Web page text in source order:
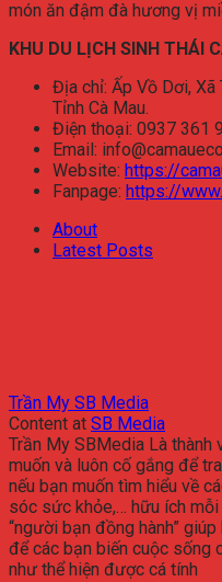
món ăn đậm đà hương vị
KHU DU LỊCH SINH THÁI
Địa chỉ: Ấp Vồ Dơi, Xã
Tỉnh Cà Mau.
Điện thoại: 0937 361
Email:
Website: https://
Fanpage: https://
About
Latest Posts
Trần My SB Media
Content at SB Media
Trần My SBMedia Là thành
muốn và luôn cố gắng để
nếu bạn muốn tìm hiểu về
sóc sức khỏe,… hữu ích
“người bạn đồng hành”
để các bạn biến cuộc sống
như thể hiện được cá tính